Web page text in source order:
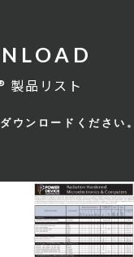
製品リスト
ウンロードください。